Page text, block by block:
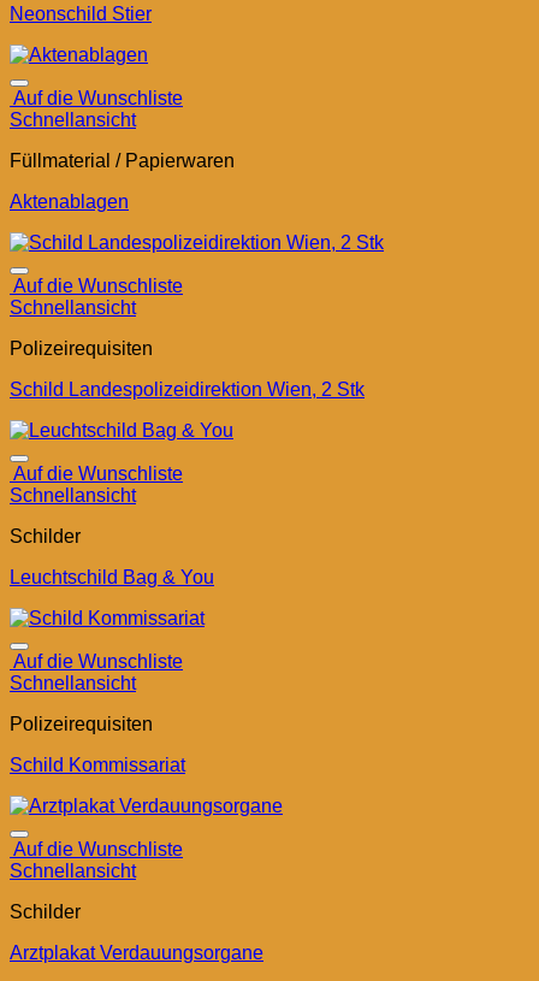
Neonschild Stier
Auf die Wunschliste
Schnellansicht
Füllmaterial / Papierwaren
Aktenablagen
Auf die Wunschliste
Schnellansicht
Polizeirequisiten
Schild Landespolizeidirektion Wien, 2 Stk
Auf die Wunschliste
Schnellansicht
Schilder
Leuchtschild Bag & You
Auf die Wunschliste
Schnellansicht
Polizeirequisiten
Schild Kommissariat
Auf die Wunschliste
Schnellansicht
Schilder
Arztplakat Verdauungsorgane